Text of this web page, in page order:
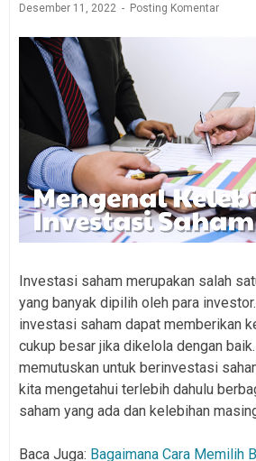
Desember 11, 2022 Posting Komentar
Investasi saham merupakan salah
yang banyak dipilih oleh para
investasi saham dapat memberikan
cukup besar jika dikelola dengan
memutuskan untuk berinvestasi
kita mengetahui terlebih dahulu
saham yang ada dan kelebihan
Baca Juga: Bagaimana Cara Memilih